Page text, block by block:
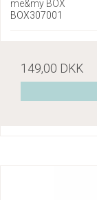
me&my BOX
BOX307001
149,00 DKK